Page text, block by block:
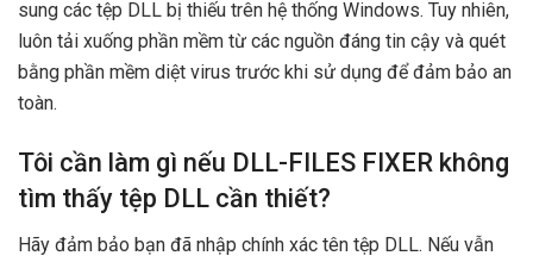
sung các tệp DLL bị thiếu trên hệ thống Windows. Tuy nhiên,
luôn tải xuống phần mềm từ các nguồn đáng tin cậy và quét
bằng phần mềm diệt virus trước khi sử dụng để đảm bảo an
toàn.
Tôi cần làm gì nếu DLL-FILES FIXER không
tìm thấy tệp DLL cần thiết?
Hãy đảm bảo bạn đã nhập chính xác tên tệp DLL. Nếu vẫn